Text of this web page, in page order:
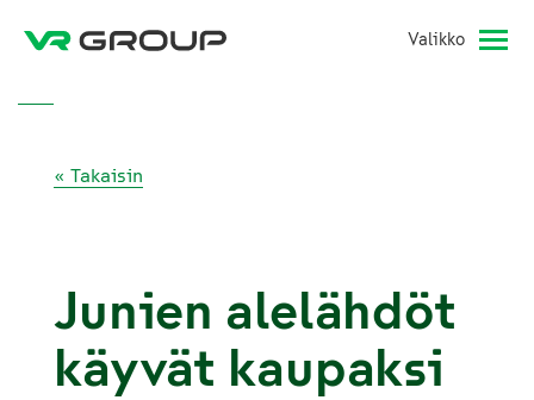
Valikko
« Takaisin
Junien alelähdöt
käyvät kaupaksi